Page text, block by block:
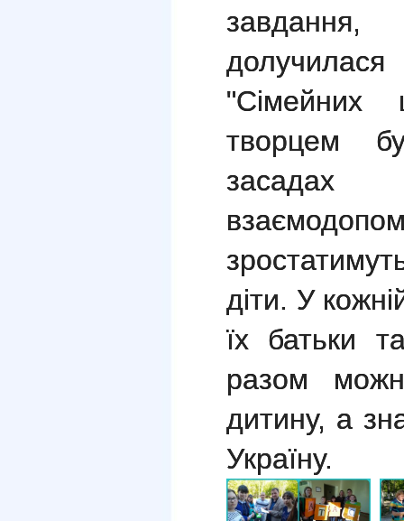
завдання,
"Сімейних
творцем
зростати
діти. У
їх батьки
разом
дитину, а
Україну.